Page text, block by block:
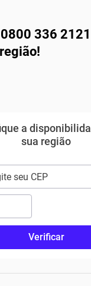
336
a
sua região
Verificar